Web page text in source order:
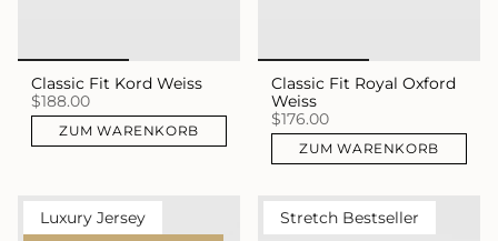
Classic Fit Kord Weiss
$188.00
ZUM WARENKORB
Classic Fit Royal Oxford
Weiss
$176.00
ZUM WARENKORB
Luxury Jersey
Stretch Bestseller